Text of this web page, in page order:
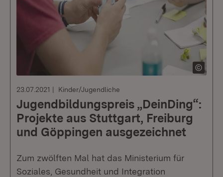
23.07.2021 Kinder/Jugendliche
Jugendbildungspreis „DeinDing“:
Projekte aus Stuttgart, Freiburg
und Göppingen ausgezeichnet
Zum zwölften Mal hat das Ministerium für
Soziales, Gesundheit und Integration